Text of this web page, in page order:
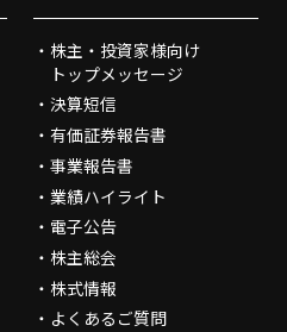
株主・投資家様向け
トップメッセージ
決算短信
有価証券報告書
事業報告書
業績ハイライト
電子公告
株主総会
株式情報
よくあるご質問